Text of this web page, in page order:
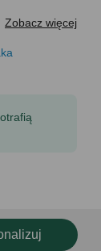
Zobacz więcej